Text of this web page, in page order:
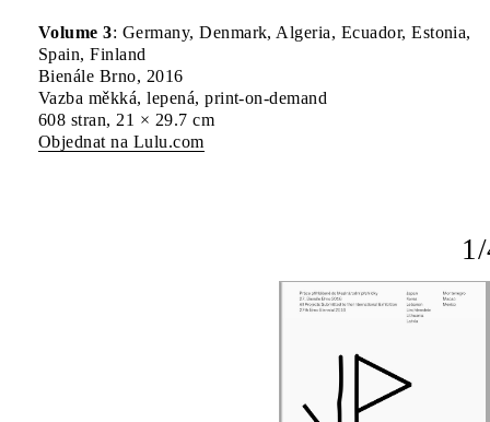
Volume 3: Germany, Denmark, Algeria, Ecuador, Estonia,
Spain, Finland
Bienále Brno, 2016
Vazba měkká, lepená, print-on-demand
608 stran, 21 × 29.7 cm
Objednat na Lulu.com
1